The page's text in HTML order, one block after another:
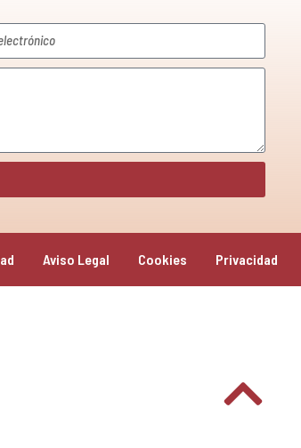
Aviso Legal Cookies Privacidad